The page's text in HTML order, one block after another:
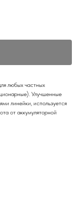
любых частных
Улучшенные
линейки, используется
от аккумуляторной